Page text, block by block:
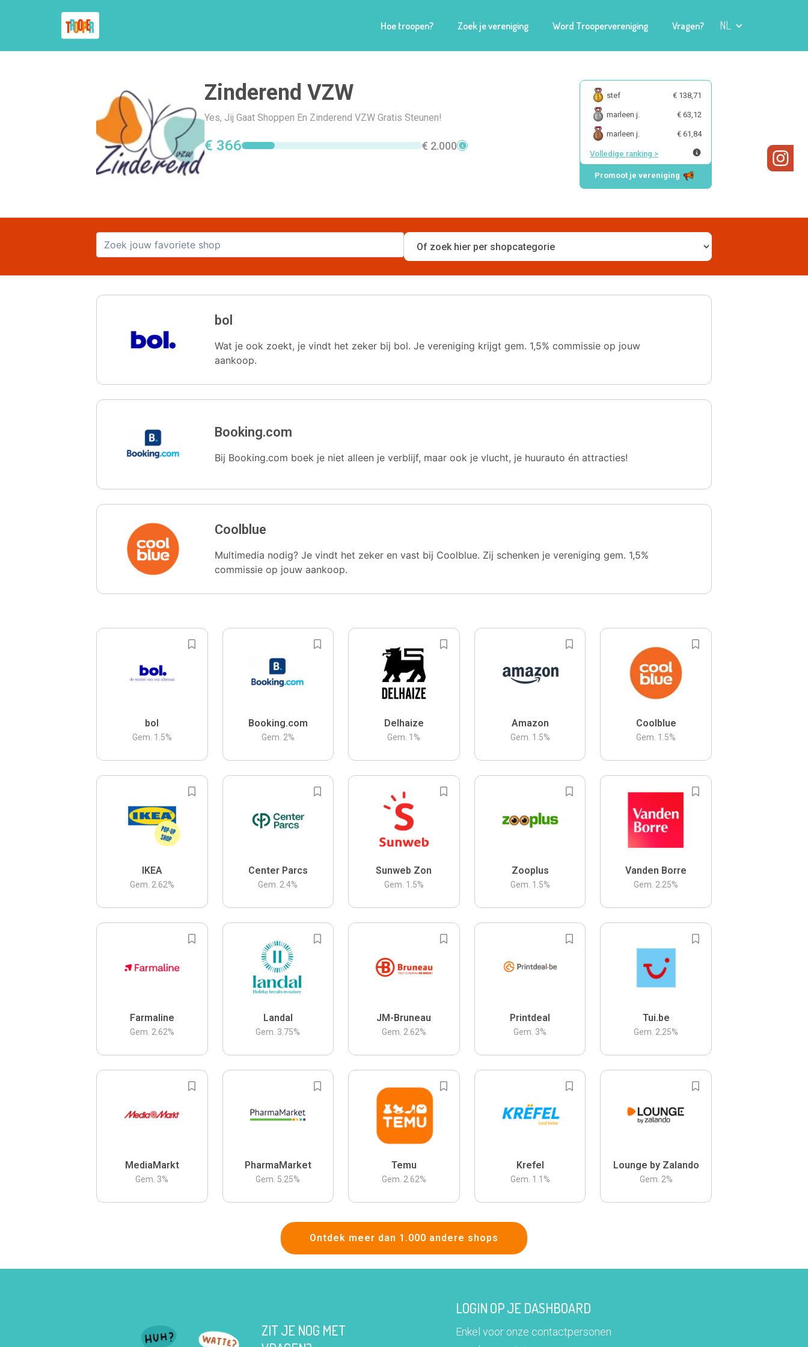
Hoe troopen? Zoek je vereniging Word Troopervereniging Vragen? NL
Zinderend VZW
Yes, Jij Gaat Shoppen En Zinderend VZW Gratis Steunen!
€ 366 € 2.000
stef € 138,71
marleen j. € 63,12
marleen j. € 61,84
Volledige ranking >
Promoot je vereniging
bol
Wat je ook zoekt, je vindt het zeker bij bol. Je vereniging krijgt gem. 1,5% commissie op jouw
aankoop.
Booking.com
Bij Booking.com boek je niet alleen je verblijf, maar ook je vlucht, je huurauto én attracties!
Coolblue
Multimedia nodig? Je vindt het zeker en vast bij Coolblue. Zij schenken je vereniging gem. 1,5%
commissie op jouw aankoop.
bol
Gem. 1.5%
Booking.com
Gem. 2%
Delhaize
Gem. 1 %
Amazon
Gem. 1.5%
Coolblue
Gem. 1.5%
IKEA
Gem. 2.62%
Center Parcs
Gem. 2.4%
Sunweb Zon
Gem. 1.5%
Zooplus
Gem. 1.5%
Vanden Borre
Gem. 2.25%
Farmaline
Gem. 2.62%
Landal
Gem. 3.75%
JM-Bruneau
Gem. 2.62%
Printdeal
Gem. 3%
Tui.be
Gem. 2.25%
MediaMarkt
Gem. 3%
PharmaMarket
Gem. 5.25%
Temu
Gem. 2.62%
Krefel
Gem. 1.1 %
Lounge by Zalando
Gem. 2%
Ontdek meer dan 1.000 andere shops
ZIT JE NOG MET
LOGIN OP JE DASHBOARD
Enkel voor onze contactpersonen